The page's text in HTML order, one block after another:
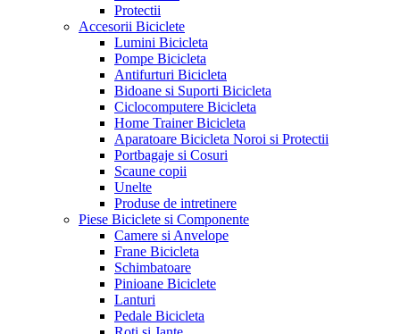
Protectii
Accesorii Biciclete
Lumini Bicicleta
Pompe Bicicleta
Antifurturi Bicicleta
Bidoane si Suporti Bicicleta
Ciclocomputere Bicicleta
Home Trainer Bicicleta
Aparatoare Bicicleta Noroi si Protectii
Portbagaje si Cosuri
Scaune copii
Unelte
Produse de intretinere
Piese Biciclete si Componente
Camere si Anvelope
Frane Bicicleta
Schimbatoare
Pinioane Biciclete
Lanturi
Pedale Bicicleta